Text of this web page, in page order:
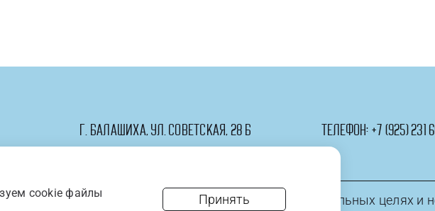
г. Балашиха, ул. Советская, 28 Б телефон: +7 (925) 231
на сайте информация приведена в ознакомительных целях и
cookie файлы
Принять